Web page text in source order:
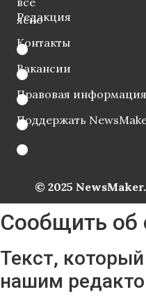
ясно
Редакция
Контакты
Вакансии
Правовая информация
Поддержать
© 2025
Сообщить об
Текст,
нашим